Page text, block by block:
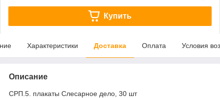
Купить
Характеристики Доставка Оплата Условия
Описание
СРП.5. плакаты Слесарное дело, 30 шт